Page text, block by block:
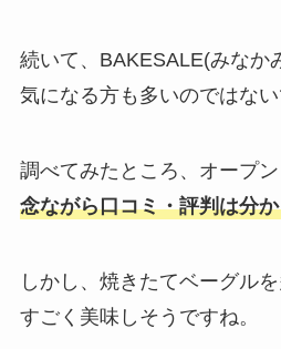
続いて、BAKESALE(みなか
気になる方も多いのではない
調べてみたところ、オープ
念ながら口コミ・評判は分
しかし、焼きたてベーグル
すごく美味しそうですね。